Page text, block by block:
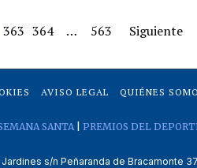
363 364 … 563 Siguiente
AVISO LEGAL QUIÉNES
SANTA| PREMIOS DEL
Jardines s/n Peñaranda de Bracamonte